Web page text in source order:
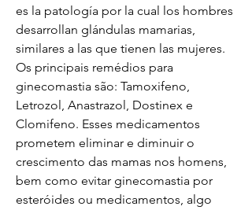
es la patología por la cual los hombres
desarrollan glándulas mamarias,
similares a las que tienen las mujeres.
Os principais remédios para
ginecomastia são: Tamoxifeno,
Letrozol, Anastrazol, Dostinex e
Clomifeno. Esses medicamentos
prometem eliminar e diminuir o
crescimento das mamas nos homens,
bem como evitar ginecomastia por
esteróides ou medicamentos, algo